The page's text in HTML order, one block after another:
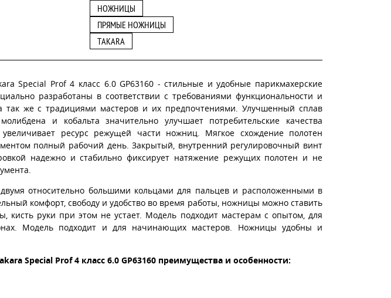
НОЖНИЦЫ
ПРЯМЫЕ НОЖНИЦЫ
TAKARA
Special Prof 4 класс 6.0 GP63160 - стильные и удобные парикмахерские
разработаны в соответствии с требованиями функциональности и
так же с традициями мастеров и их предпочтениями. Улучшенный сплав
и кобальта значительно улучшает потребительские качества
ресурс режущей части ножниц. Мягкое схождение полотен
полный рабочий день. Закрытый, внутренний регулировочный винт
надежно и стабильно фиксирует натяжение режущих полотен и не
относительно большими кольцами для пальцев и расположенными в
комфорт, свободу и удобство во время работы, ножницы можно ставить
кисть руки при этом не устает. Модель подходит мастерам с опытом, для
Модель подходит и для начинающих мастеров. Ножницы удобны и
Special Prof 4 класс 6.0 GP63160 преимущества и особенности: